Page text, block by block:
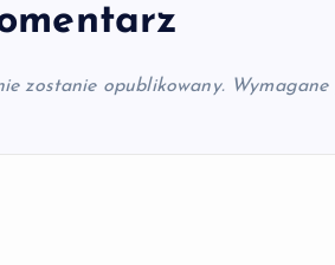
zostanie opublikowany.